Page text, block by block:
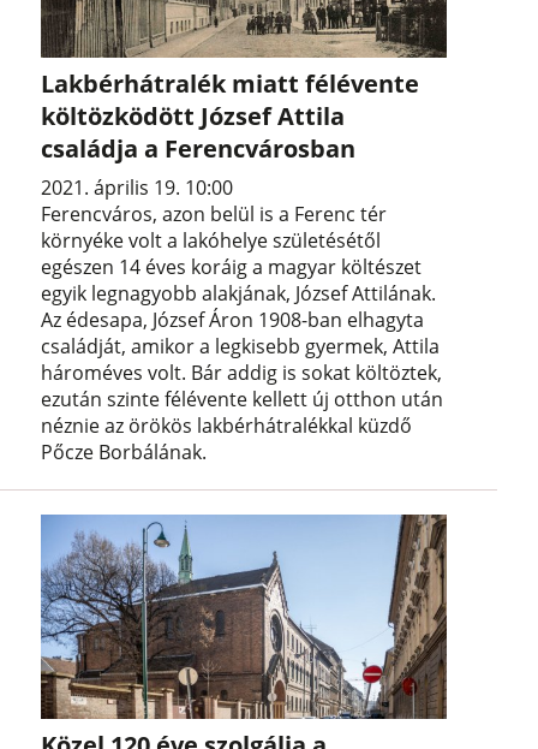
Lakbérhátralék miatt félévente
költözködött József Attila
családja a Ferencvárosban
2021. április 19. 10:00
Ferencváros, azon belül is a Ferenc tér
környéke volt a lakóhelye születésétől
egészen 14 éves koráig a magyar költészet
egyik legnagyobb alakjának, József Attilának.
Az édesapa, József Áron 1908-ban elhagyta
családját, amikor a legkisebb gyermek, Attila
hároméves volt. Bár addig is sokat költöztek,
ezután szinte félévente kellett új otthon után
néznie az örökös lakbérhátralékkal küzdő
Pőcze Borbálának.